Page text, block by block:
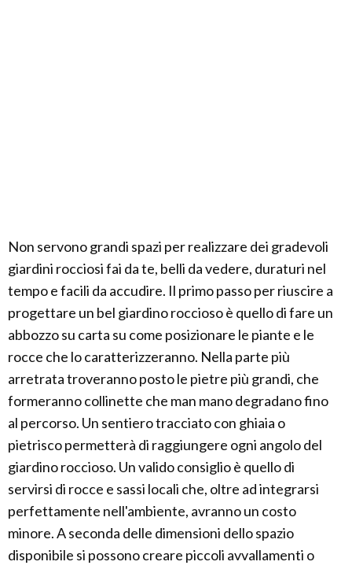
Non servono grandi spazi per realizzare dei gradevoli
giardini rocciosi fai da te, belli da vedere, duraturi nel
tempo e facili da accudire. Il primo passo per riuscire a
progettare un bel giardino roccioso è quello di fare un
abbozzo su carta su come posizionare le piante e le
rocce che lo caratterizzeranno. Nella parte più
arretrata troveranno posto le pietre più grandi, che
formeranno collinette che man mano degradano fino
al percorso. Un sentiero tracciato con ghiaia o
pietrisco permetterà di raggiungere ogni angolo del
giardino roccioso. Un valido consiglio è quello di
servirsi di rocce e sassi locali che, oltre ad integrarsi
perfettamente nell'ambiente, avranno un costo
minore. A seconda delle dimensioni dello spazio
disponibile si possono creare piccoli avvallamenti o